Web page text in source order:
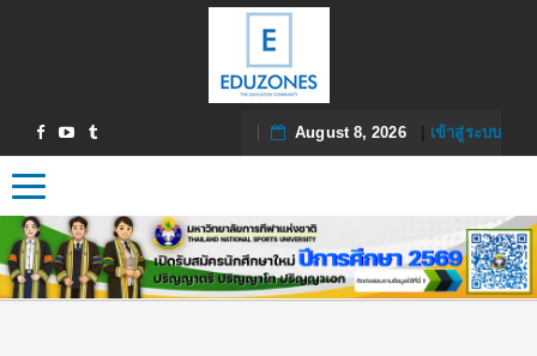
August 8, 2026| เข้าสู่ระบบ
Toggle navigation